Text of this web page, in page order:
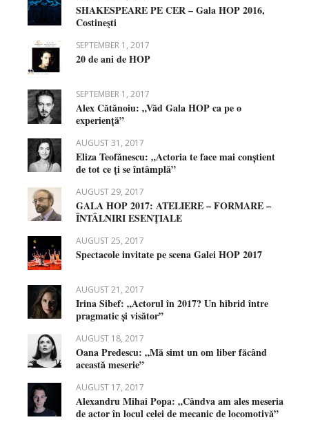
SHAKESPEARE PE CER – Gala HOP 2016,
Costineşti
SEPTEMBER 1, 2017
20 de ani de HOP
SEPTEMBER 1, 2017
Alex Cătănoiu: „Văd Gala HOP ca pe o
experiență”
AUGUST 31, 2017
Eliza Teofănescu: „Actoria te face mai conștient
de tot ce ți se întâmplă”
AUGUST 29, 2017
GALA HOP 2017: ATELIERE – FORMARE –
ÎNTÂLNIRI ESENŢIALE
AUGUST 25, 2017
Spectacole invitate pe scena Galei HOP 2017
AUGUST 21, 2017
Irina Sibef: „Actorul în 2017? Un hibrid între
pragmatic și visător”
AUGUST 18, 2017
Oana Predescu: „Mă simt un om liber făcând
această meserie”
AUGUST 17, 2017
Alexandru Mihai Popa: „Cândva am ales meseria
de actor în locul celei de mecanic de locomotivă”